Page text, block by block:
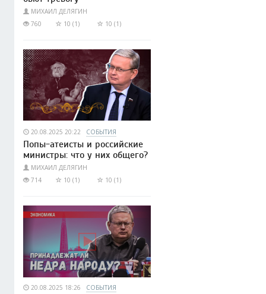
МИХАИЛ ДЕЛЯГИН
760
10 (1) 10 (1)
20.08.2025 20:22 СОБЫТИЯ
Попы-атеисты и российские
министры: что у них общего?
МИХАИЛ ДЕЛЯГИН
714
10 (1) 10 (1)
20.08.2025 18:26 СОБЫТИЯ